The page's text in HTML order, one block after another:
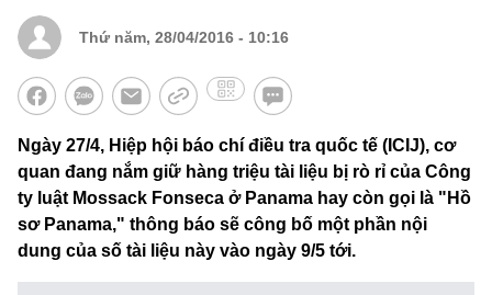
Thứ năm, 28/04/2016 - 10:16
Ngày 27/4, Hiệp hội báo chí điều tra quốc tế (ICIJ), cơ
quan đang nắm giữ hàng triệu tài liệu bị rò rỉ của Công
ty luật Mossack Fonseca ở Panama hay còn gọi là "Hồ
sơ Panama," thông báo sẽ công bố một phần nội
dung của số tài liệu này vào ngày 9/5 tới.